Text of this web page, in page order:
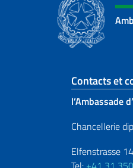
Contacts et
l’Ambassade
Chancellerie
Elfenstrasse